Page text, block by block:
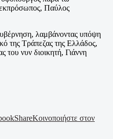
Παύλος
λαμβάνοντας υπόψη
της Τράπεζας της Ελλάδος,
του νυν διοικητή, Γιάννη
ShareΚοινοποιήστε στον